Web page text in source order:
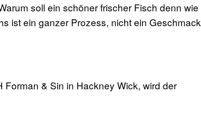
soll ein schöner frischer Fisch denn wie
ist ein ganzer Prozess, nicht ein Geschmack
& Sin in Hackney Wick, wird der